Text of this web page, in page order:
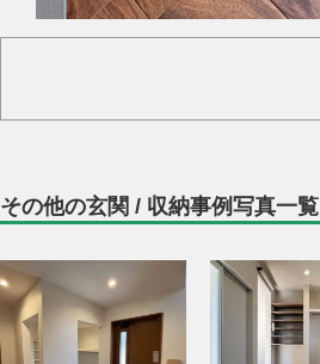
その他の玄関 / 収納事例写真一覧